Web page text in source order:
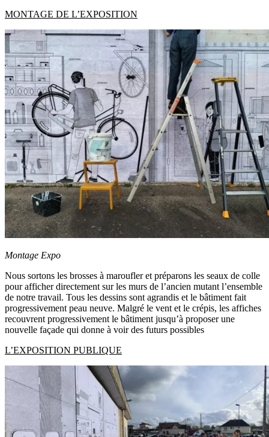
MONTAGE DE L’EXPOSITION
Montage Expo
Nous sortons les brosses à maroufler et préparons les seaux de colle
pour afficher directement sur les murs de l’ancien mutant l’ensemble
de notre travail. Tous les dessins sont agrandis et le bâtiment fait
progressivement peau neuve. Malgré le vent et le crépis, les affiches
recouvrent progressivement le bâtiment jusqu’à proposer une
nouvelle façade qui donne à voir des futurs possibles
L’EXPOSITION PUBLIQUE